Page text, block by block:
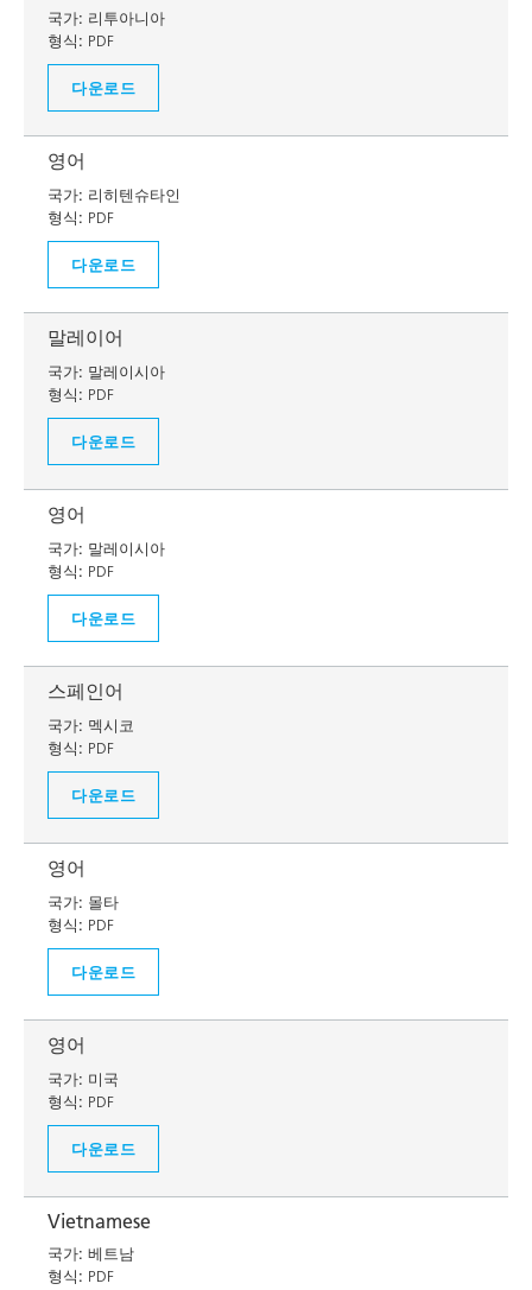
국가: 리투아니아
형식: PDF
다운로드
영어
국가: 리히텐슈타인
형식: PDF
다운로드
말레이어
국가: 말레이시아
형식: PDF
다운로드
영어
국가: 말레이시아
형식: PDF
다운로드
스페인어
국가: 멕시코
형식: PDF
다운로드
영어
국가: 몰타
형식: PDF
다운로드
영어
국가: 미국
형식: PDF
다운로드
Vietnamese
국가: 베트남
형식: PDF